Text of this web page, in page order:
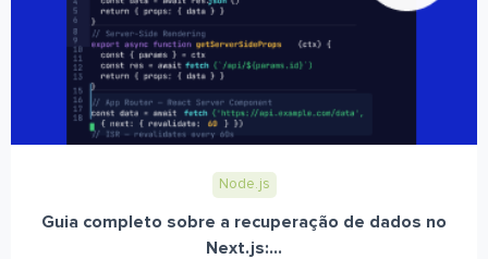
Node.js
Guia completo sobre a recuperação de dados no
Next.js:...